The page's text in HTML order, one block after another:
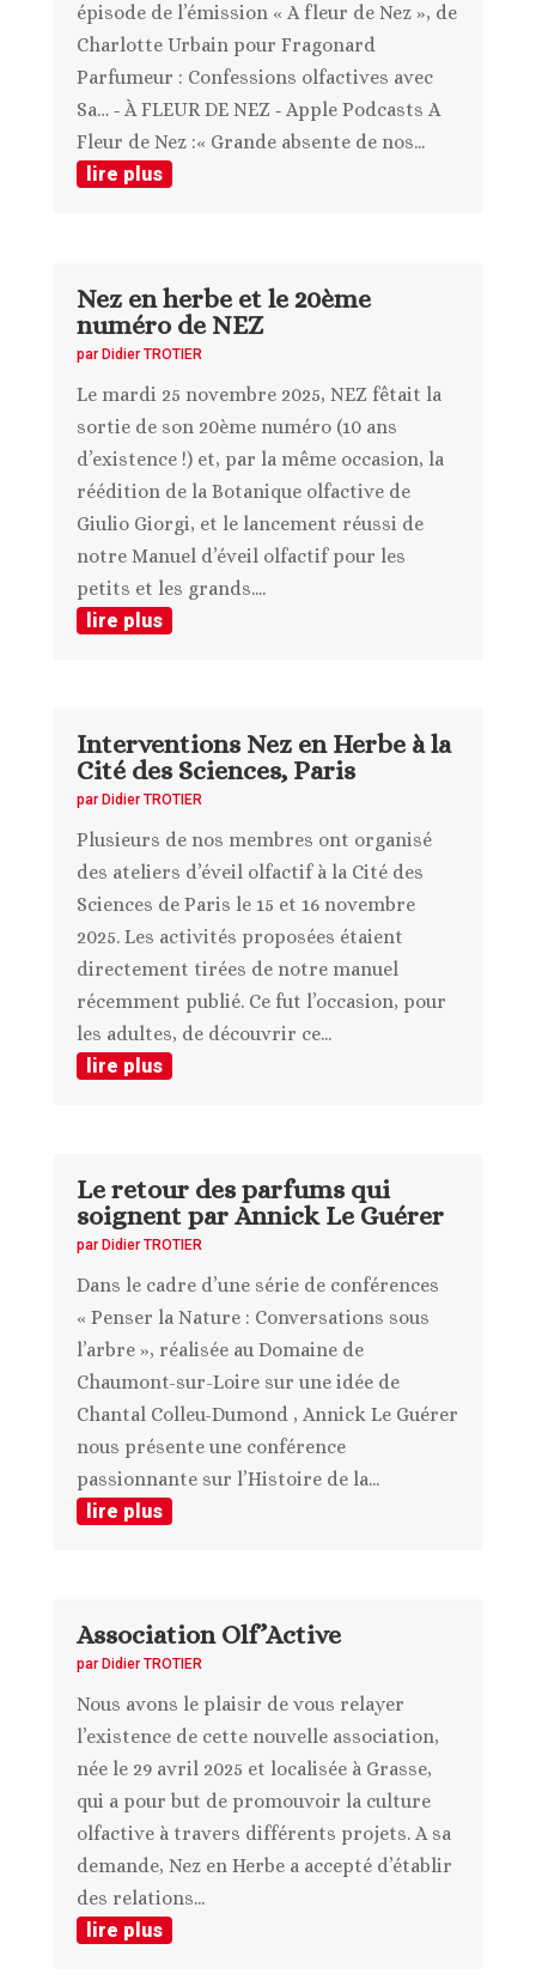
épisode de l’émission « A fleur de Nez », de
Charlotte Urbain pour Fragonard
Parfumeur : Confessions olfactives avec
Sa… ‑ À FLEUR DE NEZ ‑ Apple Podcasts A
Fleur de Nez :« Grande absente de nos...
lire plus
Nez en herbe et le 20ème
numéro de NEZ
par Didier TROTIER
Le mardi 25 novembre 2025, NEZ fêtait la
sortie de son 20ème numéro (10 ans
d’existence !) et, par la même occasion, la
réédition de la Botanique olfactive de
Giulio Giorgi, et le lancement réussi de
notre Manuel d’éveil olfactif pour les
petits et les grands....
lire plus
Interventions Nez en Herbe à la
Cité des Sciences, Paris
par Didier TROTIER
Plusieurs de nos membres ont organisé
des ateliers d’éveil olfactif à la Cité des
Sciences de Paris le 15 et 16 novembre
2025. Les activités proposées étaient
directement tirées de notre manuel
récemment publié. Ce fut l’occasion, pour
les adultes, de découvrir ce...
lire plus
Le retour des parfums qui
soignent par Annick Le Guérer
par Didier TROTIER
Dans le cadre d’une série de conférences
« Penser la Nature : Conversations sous
l’arbre », réalisée au Domaine de
Chaumont-sur-Loire sur une idée de
Chantal Colleu-Dumond , Annick Le Guérer
nous présente une conférence
passionnante sur l’Histoire de la...
lire plus
Association Olf’Active
par Didier TROTIER
Nous avons le plaisir de vous relayer
l’existence de cette nouvelle association,
née le 29 avril 2025 et localisée à Grasse,
qui a pour but de promouvoir la culture
olfactive à travers différents projets. A sa
demande, Nez en Herbe a accepté d’établir
des relations...
lire plus